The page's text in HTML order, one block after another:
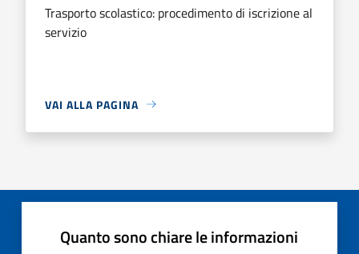
Trasporto scolastico: procedimento di iscrizione al
servizio
VAI ALLA PAGINA
Quanto sono chiare le informazioni